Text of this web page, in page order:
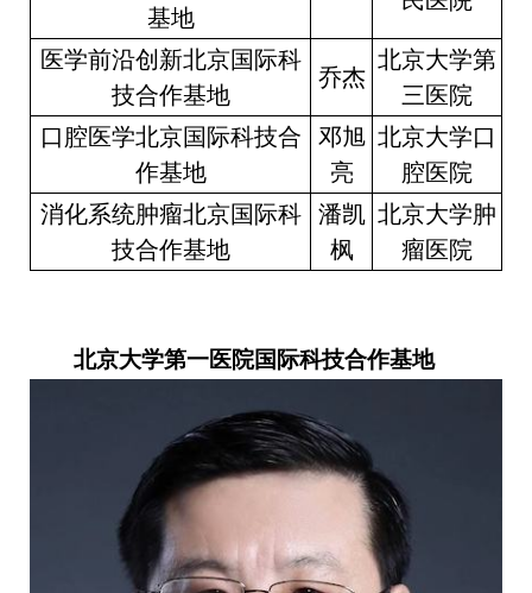
基地
医学前沿创新北京国际科
技合作基地
乔杰
北京大学第
三医院
口腔医学北京国际科技合
作基地
邓旭
亮
北京大学口
腔医院
消化系统肿瘤北京国际科
技合作基地
潘凯
枫
北京大学肿
瘤医院
北京大学第一医院国际科技合作基地